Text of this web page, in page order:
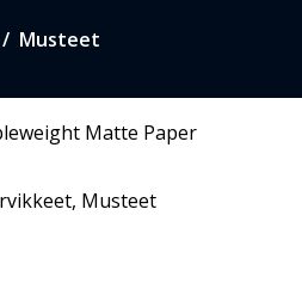
Musteet
, Musteet